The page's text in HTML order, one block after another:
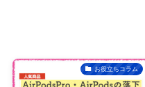
お役立ちコラム